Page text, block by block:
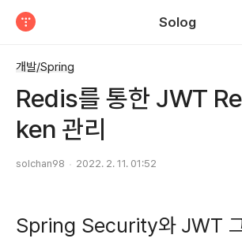
Solog
개발/Spring
Redis를 통한 JWT
ken 관리
solchan98 2022. 2. 11. 01:52
Spring Security와 JWT